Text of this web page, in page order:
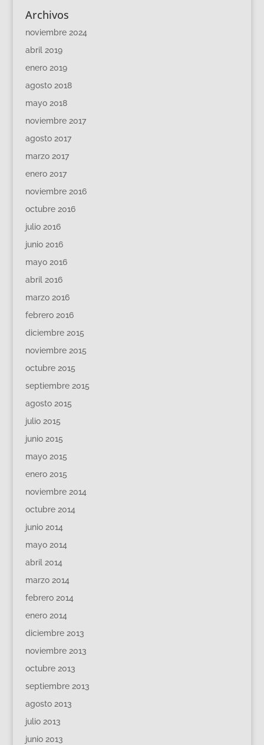
Archivos
noviembre 2024
abril 2019
enero 2019
agosto 2018
mayo 2018
noviembre 2017
agosto 2017
marzo 2017
enero 2017
noviembre 2016
octubre 2016
julio 2016
junio 2016
mayo 2016
abril 2016
marzo 2016
febrero 2016
diciembre 2015
noviembre 2015
octubre 2015
septiembre 2015
agosto 2015
julio 2015
junio 2015
mayo 2015
enero 2015
noviembre 2014
octubre 2014
junio 2014
mayo 2014
abril 2014
marzo 2014
febrero 2014
enero 2014
diciembre 2013
noviembre 2013
octubre 2013
septiembre 2013
agosto 2013
julio 2013
junio 2013